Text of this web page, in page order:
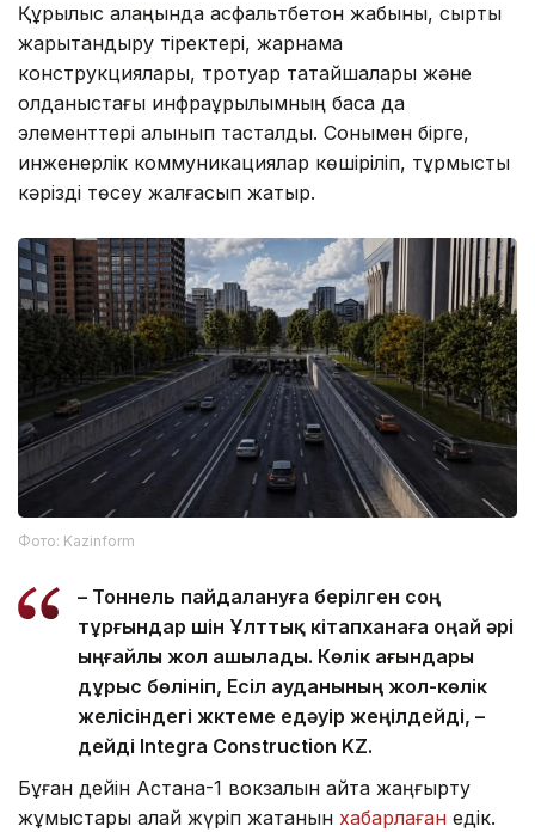
Құрылыс алаңында асфальтбетон жабыны, сыртқы
жарықтандыру тіректері, жарнама
конструкциялары, тротуар тақтайшалары және
қолданыстағы инфрақұрылымның басқа да
элементтері алынып тасталды. Сонымен бірге,
инженерлік коммуникациялар көшіріліп, тұрмыстық
кәрізді төсеу жалғасып жатыр.
Фото: Kazinform
– Тоннель пайдалануға берілген соң
тұрғындар үшін Ұлттық кітапханаға оңай әрі
ыңғайлы жол ашылады. Көлік ағындары
дұрыс бөлініп, Есіл ауданының жол-көлік
желісіндегі жүктеме едәуір жеңілдейді, –
дейді Integra Construction KZ.
Бұған дейін Астана-1 вокзалын қайта жаңғырту
жұмыстары қалай жүріп жатқанын хабарлаған едік.